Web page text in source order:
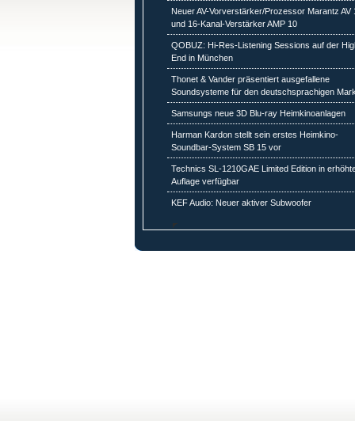
Neuer AV-Vorverstärker/Prozessor Marantz AV
und 16-Kanal-Verstärker AMP 10
QOBUZ: Hi-Res-Listening Sessions auf der
End in München
Thonet & Vander präsentiert ausgefallene
Soundsysteme für den deutschsprachigen
Samsungs neue 3D Blu-ray Heimkinoanlagen
Harman Kardon stellt sein erstes Heimkino-
Soundbar-System SB 15 vor
Technics SL-1210GAE Limited Edition in
Auflage verfügbar
KEF Audio: Neuer aktiver Subwoofer